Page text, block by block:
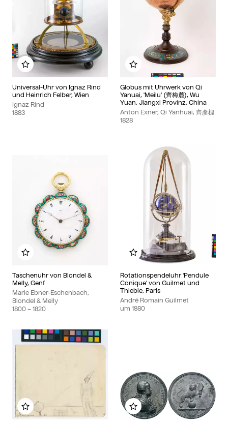
Universal-Uhr von Ignaz Rind
und Heinrich Felber, Wien
Ignaz Rind
1883
Zu meinem Album hinzufügen
Globus mit Uhrwerk von Qi
Yanuai, 'Meilu' (齊梅麓), Wu
Yuan, Jiangxi Provinz, China
Anton Exner, Qi Yanhuai, 齊彥槐
1828
Zu meinem Album
Taschenuhr von Blondel &
Melly, Genf
Marie Ebner-Eschenbach,
Blondel & Melly
1800 – 1820
Zu meinem Album hinzufügen
Rotationspendeluhr 'Pendule
Conique' von Guilmet und
Thieble, Paris
André Romain Guilmet
um 1880
Zu meinem Album
Zu meinem Album hinzufügenZu meinem Album